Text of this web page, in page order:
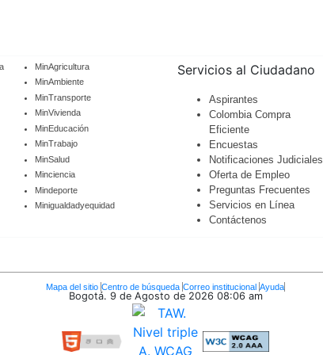
MinAgricultura
MinAmbiente
MinTransporte
MinVivienda
MinEducación
MinTrabajo
MinSalud
Minciencia
Mindeporte
Minigualdadyequidad
Servicios al Ciudadano
Aspirantes
Colombia Compra
Eficiente
Encuestas
Notificaciones Judiciales
Oferta de Empleo
Preguntas Frecuentes
Servicios en Línea
Contáctenos
Mapa del sitio Centro de búsqueda Correo institucional Ayuda
Bogotá. 9 de Agosto de 2026 08:06 am